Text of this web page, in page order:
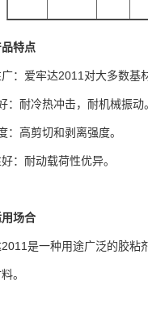
品特点
：爱牢达2011对大多数基
：耐冷热冲击，耐机械振动。
：高剪切和剥离强度。
：耐动载荷性优异。
场合
是一种用途广泛的胶粘
。